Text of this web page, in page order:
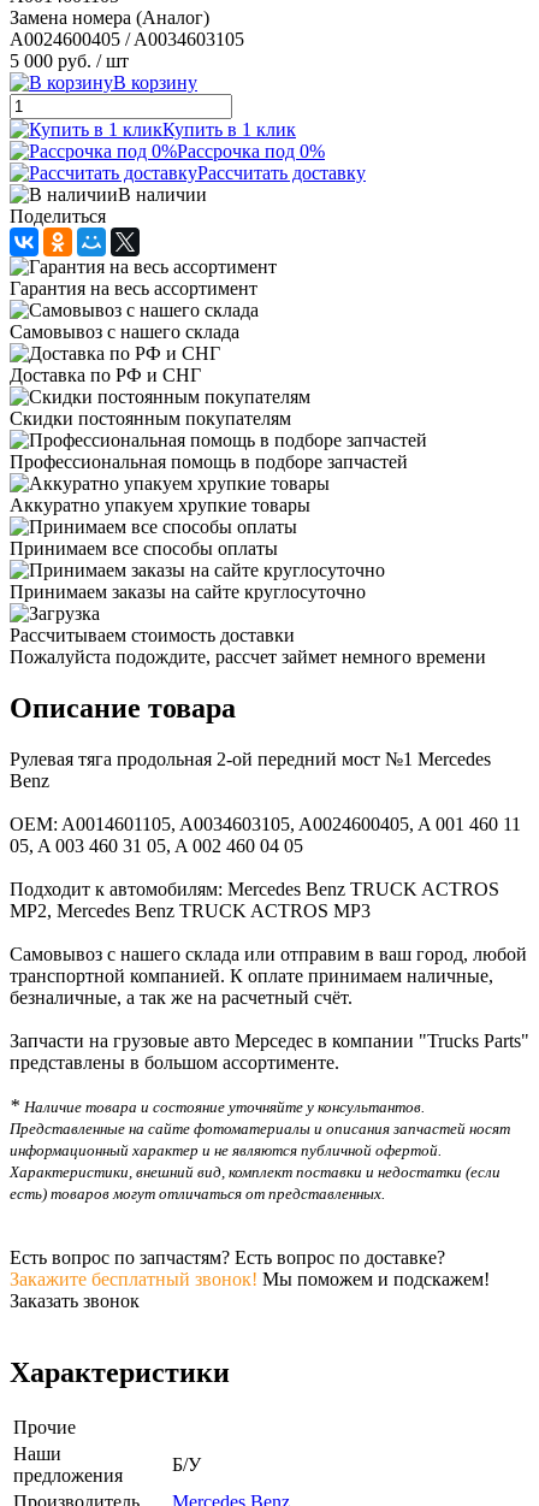
Замена номера (Аналог)
A0024600405 / A0034603105
5 000 руб. / шт
В корзину
Купить в 1 клик
Рассрочка под 0%
Рассчитать доставку
В наличии
Поделиться
Гарантия на весь ассортимент
Самовывоз с нашего склада
Доставка по РФ и СНГ
Скидки постоянным покупателям
Профессиональная помощь в подборе запчастей
Аккуратно упакуем хрупкие товары
Принимаем все способы оплаты
Принимаем заказы на сайте круглосуточно
Рассчитываем стоимость доставки
Пожалуйста подождите, рассчет займет немного времени
Описание товара
Рулевая тяга продольная 2-ой передний мост №1 Mercedes
Benz
ОEM: A0014601105, A0034603105, A0024600405, A 001 460 11
05, A 003 460 31 05, A 002 460 04 05
Подходит к автомобилям: Mercedes Benz TRUCK ACTROS
MP2, Mercedes Benz TRUCK ACTROS MP3
Самовывоз с нашего склада или отправим в ваш город, любой
транспортной компанией. К оплате принимаем наличные,
безналичные, а так же на расчетный счёт.
Запчасти на грузовые авто Мерседес в компании "Trucks Parts"
представлены в большом ассортименте.
* Наличие товара и состояние уточняйте у консультантов.
Представленные на сайте фотоматериалы и описания запчастей носят
информационный характер и не являются публичной офертой.
Характеристики, внешний вид, комплект поставки и недостатки (если
есть) товаров могут отличаться от представленных.
Есть вопрос по запчастям? Есть вопрос по доставке?
Закажите бесплатный звонок! Мы поможем и подскажем!
Заказать звонок
Характеристики
Прочие
Наши
предложения
Б/У